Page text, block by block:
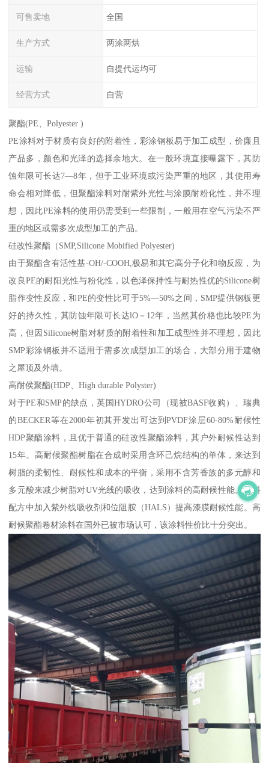
可售卖地 全国
生产方式 两涂两烘
运输 自提代运均可
经营方式 自营
聚酯(PE、Polyester )
PE涂料对于材质有良好的附着性，彩涂钢板易于加工成型，价廉且
产品多，颜色和光泽的选择余地大。在一般环境直接曝露下，其防
蚀年限可长达7—8年，但于工业环境或污染严重的地区，其使用寿
命会相对降低，但聚酯涂料对耐紫外光性与涂膜耐粉化性，并不理
想，因此PE涂料的使用仍需受到一些限制，一般用在空气污染不严
重的地区或需多次成型加工的产品。
硅改性聚酯（SMP,Silicone Mobified Polyester)
由于聚酯含有活性基-OH/-COOH,极易和其它高分子化和物反应，为
改良PE的耐阳光性与粉化性，以色泽保持性与耐热性优的Silicone树
脂作变性反应，和PE的变性比可于5%—50%之间，SMP提供钢板更
好的持久性，其防蚀年限可长达lO－12年，当然其价格也比较PE为
高，但因Silicone树脂对材质的附着性和加工成型性并不理想，因此
SMP彩涂钢板并不适用于需多次成型加工的场合，大部分用于建物
之屋顶及外墙。
高耐侯聚酯(HDP、High durable Polyster)
对于PE和SMP的缺点，英国HYDRO公司（现被BASF收购）、瑞典
的BECKER等在2000年初其开发出可达到PVDF涂层60-80%耐候性
HDP聚酯涂料，且优于普通的硅改性聚酯涂料，其户外耐候性达到
15年。高耐候聚酯树脂在合成时采用含环己烷结构的单体，来达到
树脂的柔韧性、耐候性和成本的平衡，采用不含芳香族的多元醇和
多元酸来减少树脂对UV光线的吸收，达到涂料的高耐候性能。涂料
配方中加入紫外线吸收剂和位阻胺（HALS）提高漆膜耐候性能。高
耐候聚酯卷材涂料在国外已被市场认可，该涂料性价比十分突出。